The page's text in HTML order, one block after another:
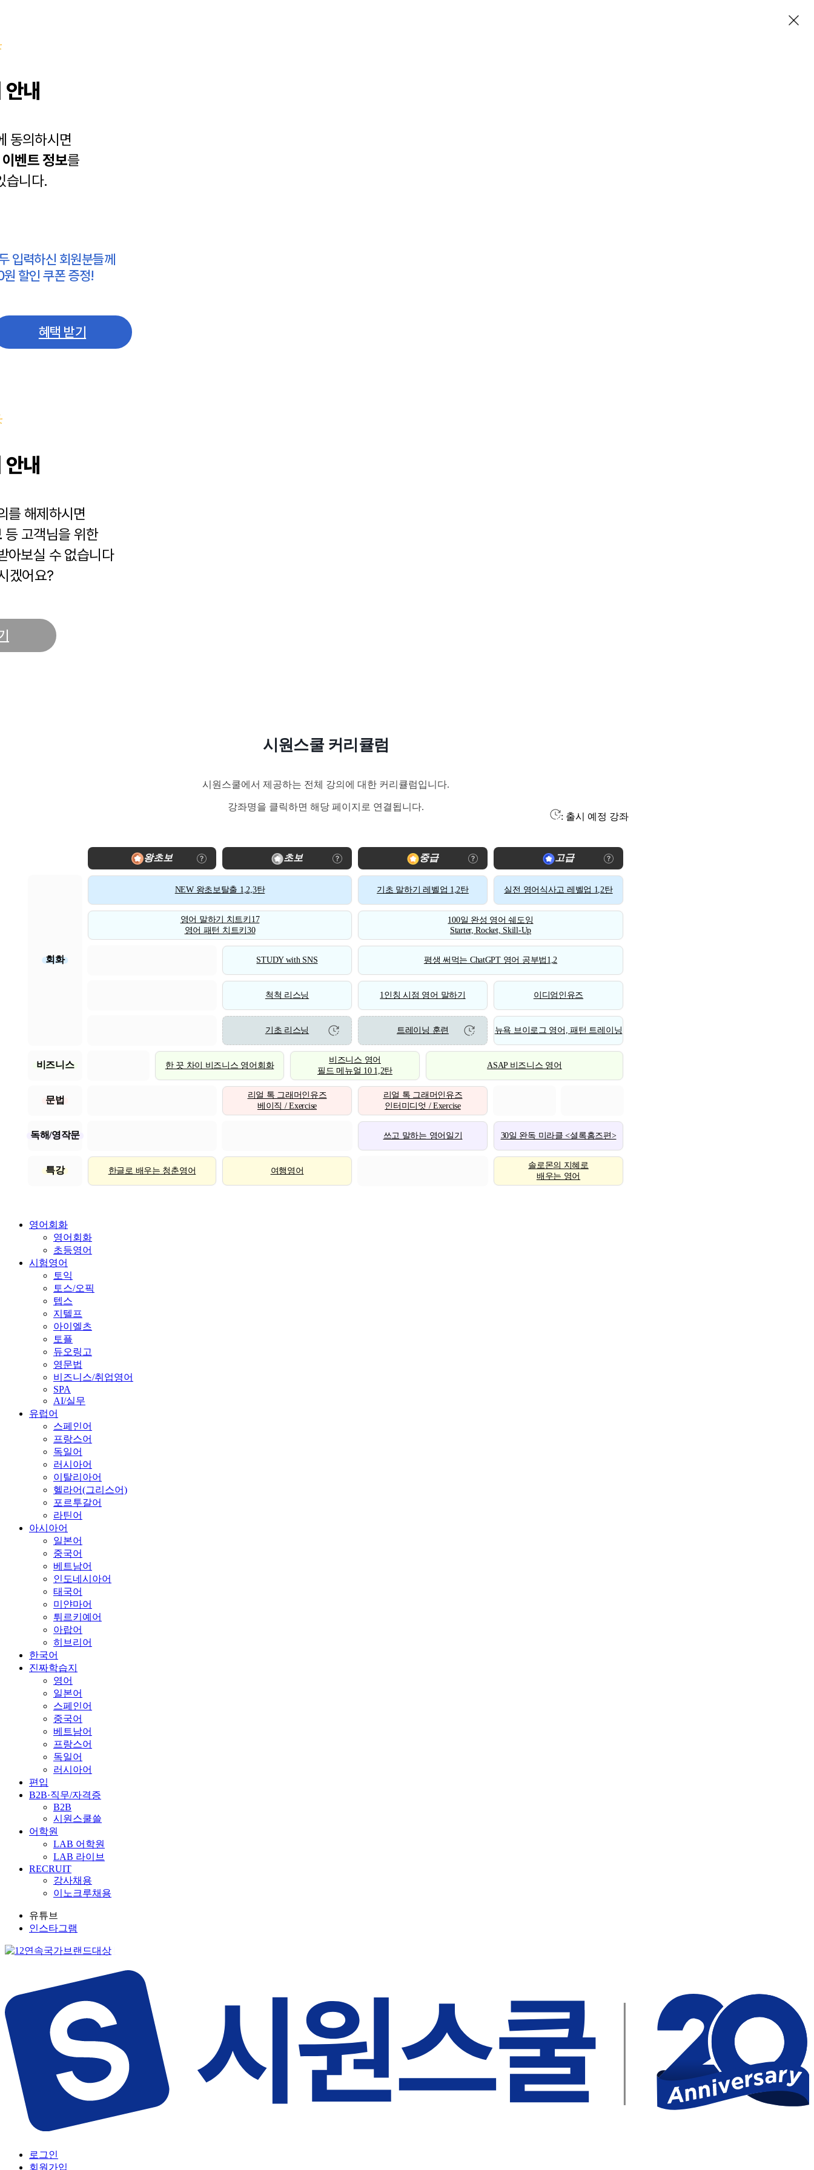
내
동의하시면
이벤트 정보를
습니다.
입력하신 회원분들께
할인 쿠폰 증정!
혜택 받기
내
를 해제하시면
등 고객님을 위한
아보실 수 없습니다
겠어요?
시원스쿨 커리큘럼
시원스쿨에서 제공하는 전체 강의에 대한 커리큘럼입니다.
강좌명을 클릭하면 해당 페이지로 연결됩니다.
: 출시 예정 강좌
왕초보 초보 중급 고급
회화
NEW 왕초보탈출 1,2,3탄 기초 말하기 레벨업 1,2탄 실전 영어식사고 레벨업 1,2탄
영어 말하기 치트키17
영어 패턴 치트키30
100일 완성 영어 쉐도잉
Starter, Rocket, Skill-Up
STUDY with SNS 평생 써먹는 ChatGPT 영어 공부법1,2
척척 리스닝 1인칭 시점 영어 말하기 이디엄인유즈
기초 리스닝 트레이닝 훈련 뉴욕 브이로그 영어, 패턴 트레이닝
비즈니스 한 끗 차이 비즈니스 영어회화
비즈니스 영어
필드 메뉴얼 10 1,2탄
ASAP 비즈니스 영어
문법
리얼 톡 그래머인유즈
베이직 / Exercise
리얼 톡 그래머인유즈
인터미디엇 / Exercise
독해/영작문 쓰고 말하는 영어일기 30일 완독 미라클 <셜록홈즈편>
특강 한글로 배우는 청춘영어 여행영어
솔로몬의 지혜로
배우는 영어
영어회화
영어회화
초등영어
시험영어
토익
토스/오픽
텝스
지텔프
아이엘츠
토플
듀오링고
영문법
비즈니스/취업영어
SPA
AI/실무
유럽어
스페인어
프랑스어
독일어
러시아어
이탈리아어
헬라어(그리스어)
포르투갈어
라틴어
아시아어
일본어
중국어
베트남어
인도네시아어
태국어
미얀마어
튀르키예어
아랍어
히브리어
한국어
진짜학습지
영어
일본어
스페인어
중국어
베트남어
프랑스어
독일어
러시아어
편입
B2B·직무/자격증
B2B
시원스쿨쓸
어학원
LAB 어학원
LAB 라이브
RECRUIT
강사채용
이노크루채용
유튜브
인스타그램
로그인
회원가입